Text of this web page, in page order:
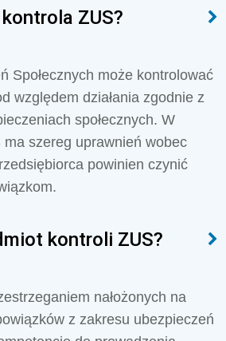
ZUS?
Społecznych może kontrolować
względem działania zgodnie z
społecznych. W
szereg uprawnień wobec
powinien czynić
kontroli ZUS?
nałożonych na
z zakresu ubezpieczeń